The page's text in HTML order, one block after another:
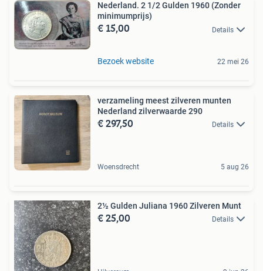
Nederland. 2 1/2 Gulden 1960 (Zonder
minimumprijs)
€ 15,00 Details
Bezoek website 22 mei 26
verzameling meest zilveren munten
Nederland zilverwaarde 290
€ 297,50 Details
Woensdrecht 5 aug 26
2½ Gulden Juliana 1960 Zilveren Munt
€ 25,00 Details